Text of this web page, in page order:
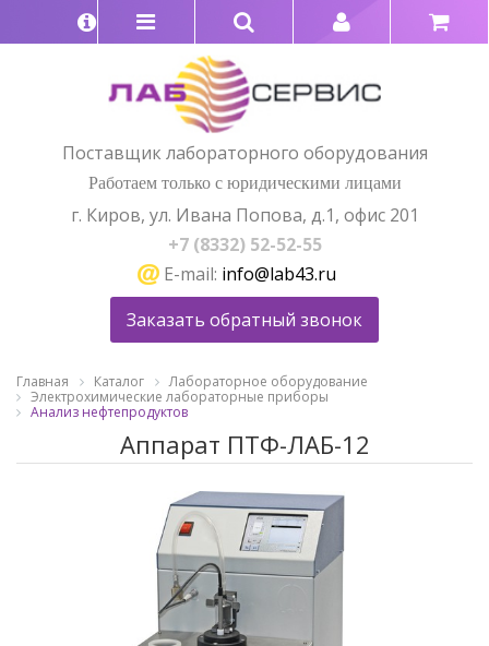
Поставщик лабораторного оборудования
Работаем только с юридическими лицами
г. Киров, ул. Ивана Попова, д.1, офис 201
+7 (8332) 52-52-55
E-mail: info@lab43.ru
Заказать обратный звонок
Главная Каталог
Лабораторное оборудование
Электрохимические лабораторные приборы
Анализ нефтепродуктов
Аппарат ПТФ-ЛАБ-12